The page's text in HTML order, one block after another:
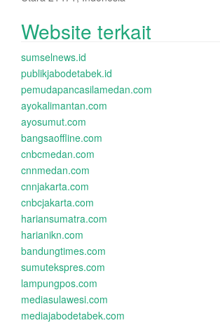
Website terkait
sumselnews.id
publikjabodetabek.id
pemudapancasilamedan.com
ayokalimantan.com
ayosumut.com
bangsaoffline.com
cnbcmedan.com
cnnmedan.com
cnnjakarta.com
cnbcjakarta.com
hariansumatra.com
harianikn.com
bandungtimes.com
sumutekspres.com
lampungpos.com
mediasulawesi.com
mediajabodetabek.com